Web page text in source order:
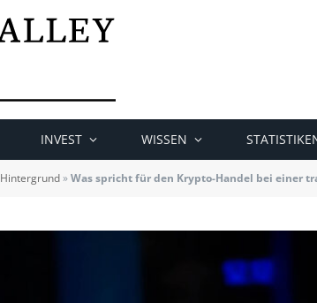
INVEST WISSEN
Hintergrund»Was spricht für den Krypto-Handel bei einer